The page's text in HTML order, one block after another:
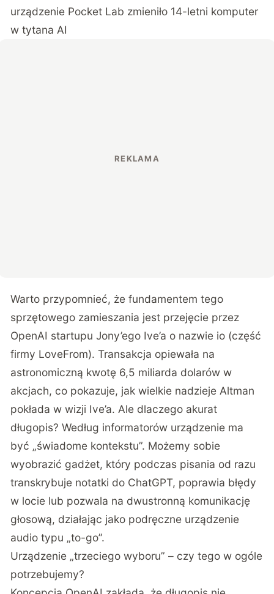
urządzenie Pocket Lab zmieniło 14-letni komputer
w tytana AI
Warto przypomnieć, że fundamentem tego
sprzętowego zamieszania jest przejęcie przez
OpenAI startupu Jony’ego Ive’a o nazwie io (część
firmy LoveFrom). Transakcja opiewała na
astronomiczną kwotę 6,5 miliarda dolarów w
akcjach, co pokazuje, jak wielkie nadzieje Altman
pokłada w wizji Ive’a. Ale dlaczego akurat
długopis? Według informatorów urządzenie ma
być „świadome kontekstu”. Możemy sobie
wyobrazić gadżet, który podczas pisania od razu
transkrybuje notatki do ChatGPT, poprawia błędy
w locie lub pozwala na dwustronną komunikację
głosową, działając jako podręczne urządzenie
audio typu „to-go”.
Urządzenie „trzeciego wyboru” – czy tego w ogóle
potrzebujemy?